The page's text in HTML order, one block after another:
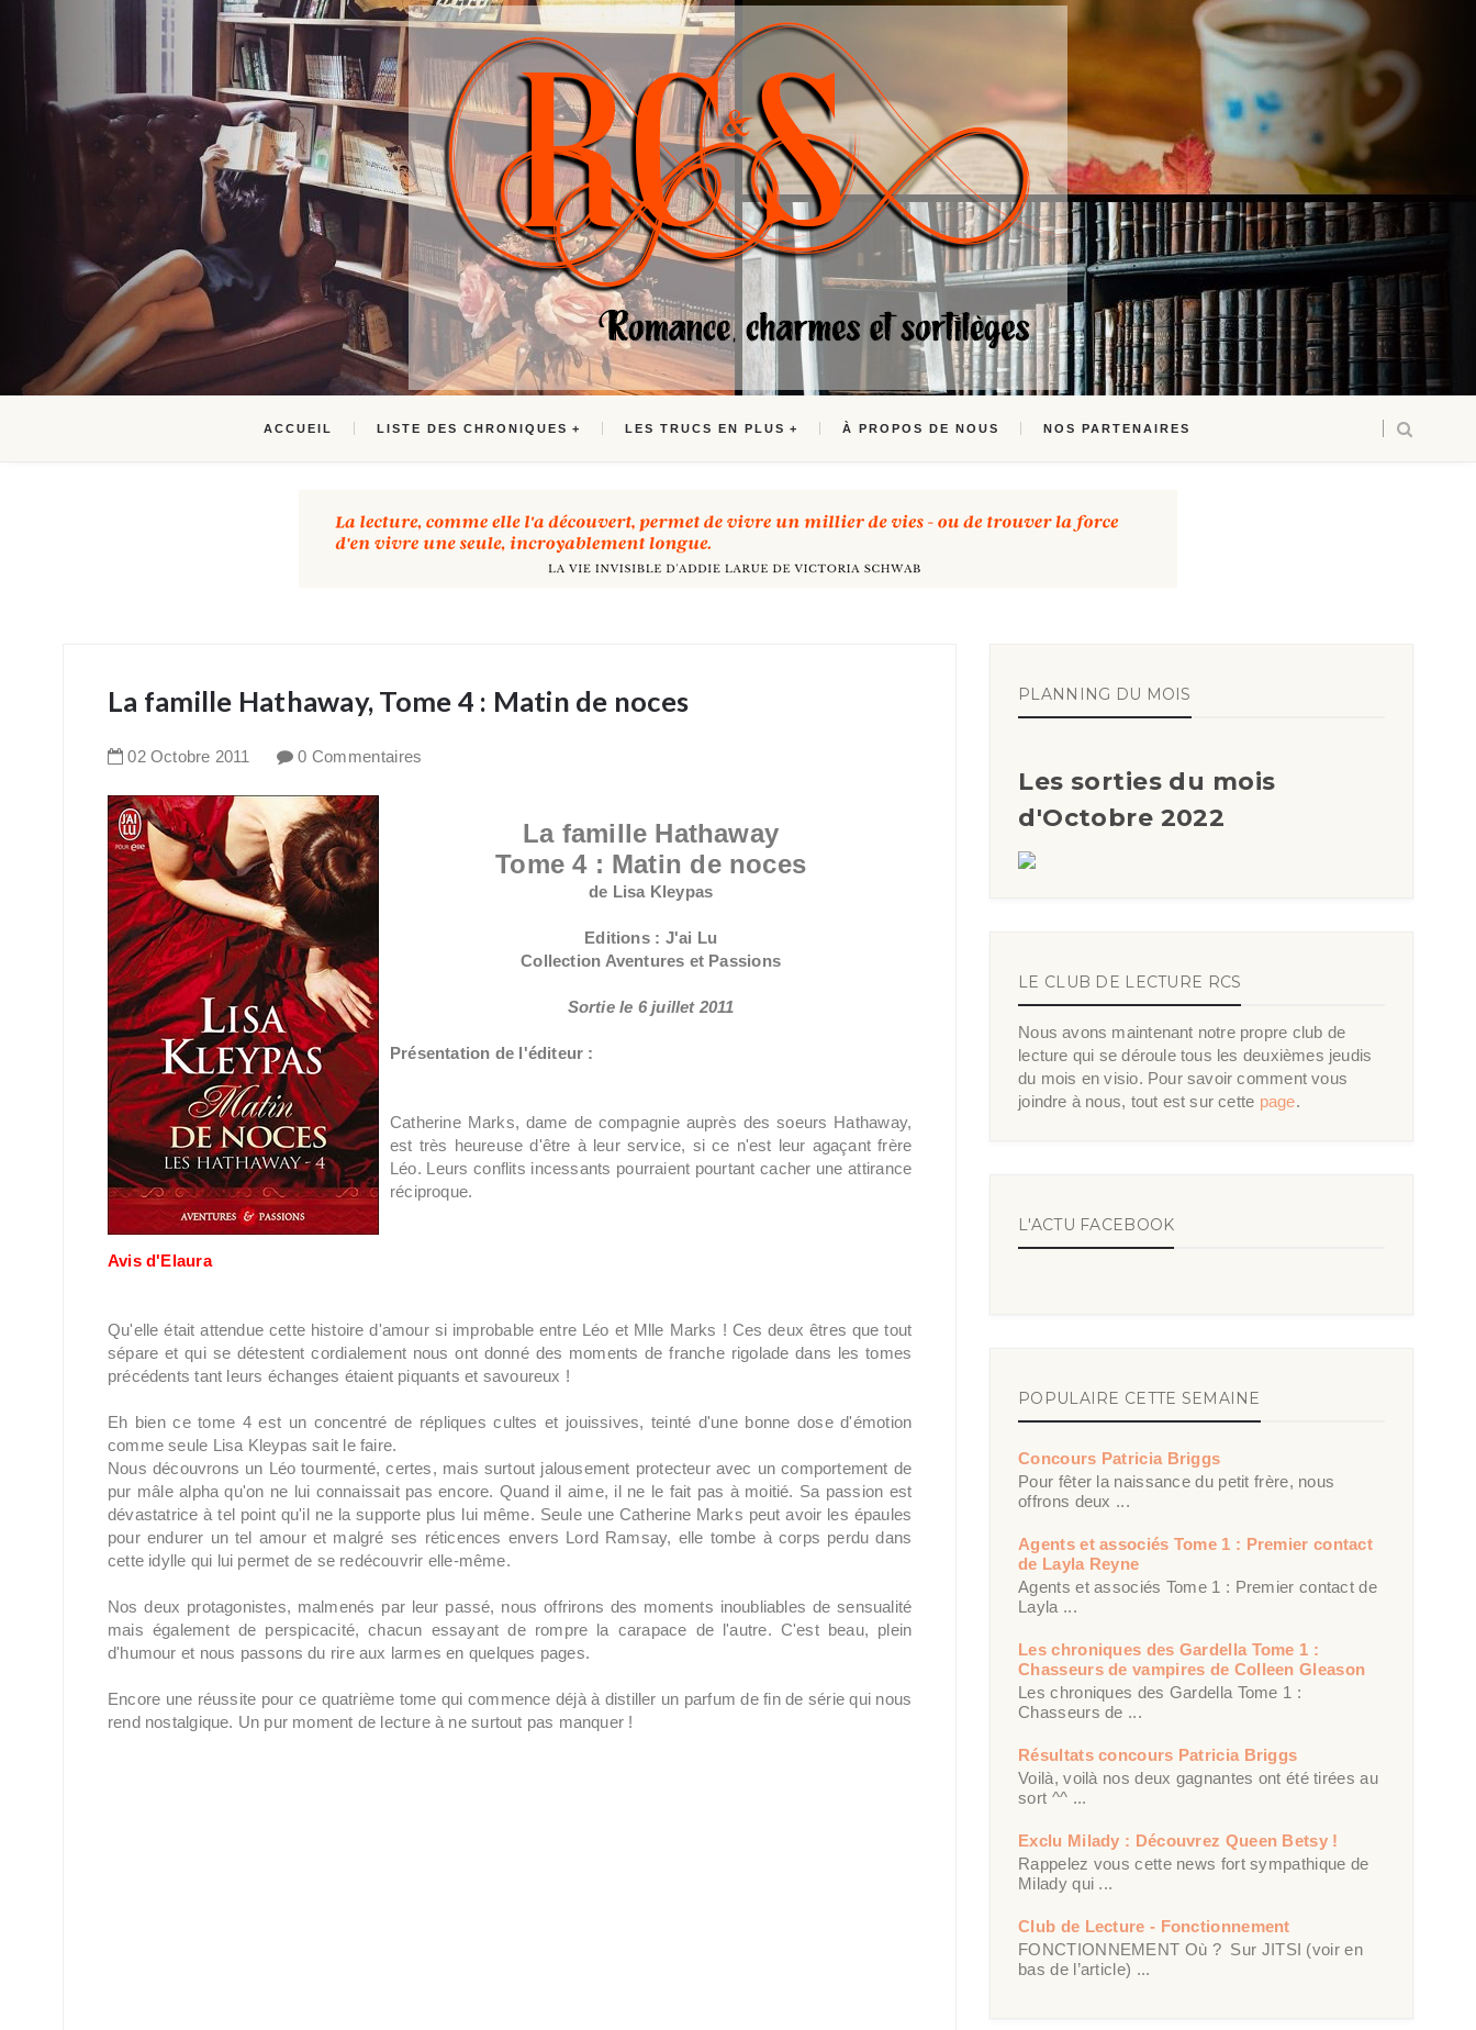
ACCUEIL LISTE DES CHRONIQUES LES TRUCS EN PLUS À PROPOS DE NOUS NOS PARTENAIRES
La famille Hathaway, Tome 4 : Matin de noces
02 Octobre 2011 0 Commentaires
La famille Hathaway
Tome 4 : Matin de noces
de Lisa Kleypas
Editions : J'ai Lu
Collection Aventures et Passions
Sortie le 6 juillet 2011
Présentation de l'éditeur :
Catherine Marks, dame de compagnie auprès des soeurs Hathaway,
est très heureuse d'être à leur service, si ce n'est leur agaçant frère
Léo. Leurs conflits incessants pourraient pourtant cacher une attirance
réciproque.
Avis d'Elaura
Qu'elle était attendue cette histoire d'amour si improbable entre Léo et Mlle Marks ! Ces deux êtres que tout
sépare et qui se détestent cordialement nous ont donné des moments de franche rigolade dans les tomes
précédents tant leurs échanges étaient piquants et savoureux !
Eh bien ce tome 4 est un concentré de répliques cultes et jouissives, teinté d'une bonne dose d'émotion
comme seule Lisa Kleypas sait le faire.
Nous découvrons un Léo tourmenté, certes, mais surtout jalousement protecteur avec un comportement de
pur mâle alpha qu'on ne lui connaissait pas encore. Quand il aime, il ne le fait pas à moitié. Sa passion est
dévastatrice à tel point qu'il ne la supporte plus lui même. Seule une Catherine Marks peut avoir les épaules
pour endurer un tel amour et malgré ses réticences envers Lord Ramsay, elle tombe à corps perdu dans
cette idylle qui lui permet de se redécouvrir elle-même.
Nos deux protagonistes, malmenés par leur passé, nous offrirons des moments inoubliables de sensualité
mais également de perspicacité, chacun essayant de rompre la carapace de l'autre. C'est beau, plein
d'humour et nous passons du rire aux larmes en quelques pages.
Encore une réussite pour ce quatrième tome qui commence déjà à distiller un parfum de fin de série qui nous
rend nostalgique. Un pur moment de lecture à ne surtout pas manquer !
PLANNING DU MOIS
Les sorties du mois
d'Octobre 2022
LE CLUB DE LECTURE RCS
Nous avons maintenant notre propre club de
lecture qui se déroule tous les deuxièmes jeudis
du mois en visio. Pour savoir comment vous
joindre à nous, tout est sur cette page.
L'ACTU FACEBOOK
POPULAIRE CETTE SEMAINE
Concours Patricia Briggs
Pour fêter la naissance du petit frère, nous
offrons deux ...
Agents et associés Tome 1 : Premier contact
de Layla Reyne
Agents et associés Tome 1 : Premier contact de
Layla ...
Les chroniques des Gardella Tome 1 :
Chasseurs de vampires de Colleen Gleason
Les chroniques des Gardella Tome 1 :
Chasseurs de ...
Résultats concours Patricia Briggs
Voilà, voilà nos deux gagnantes ont été tirées au
sort ^^ ...
Exclu Milady : Découvrez Queen Betsy !
Rappelez vous cette news fort sympathique de
Milady qui ...
Club de Lecture - Fonctionnement
FONCTIONNEMENT Où ? Sur JITSI (voir en
bas de l’article) ...